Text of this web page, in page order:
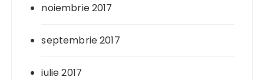
noiembrie 2017
septembrie 2017
iulie 2017